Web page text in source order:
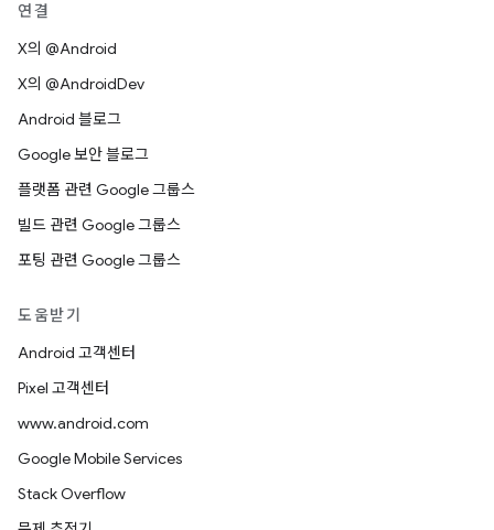
연결
X의 @Android
X의 @AndroidDev
Android 블로그
Google 보안 블로그
플랫폼 관련 Google 그룹스
빌드 관련 Google 그룹스
포팅 관련 Google 그룹스
도움받기
Android 고객센터
Pixel 고객센터
www.android.com
Google Mobile Services
Stack Overflow